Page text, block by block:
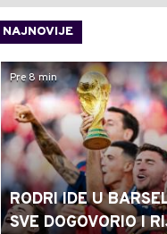
NAJNOVIJE
Pre 8 min
RODRI IDE U
SVE DOGOVORIO I